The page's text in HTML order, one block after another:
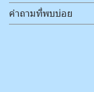
คำถามที่พบบ่อย